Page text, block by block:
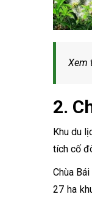
Xem
2.
Khu du
tích cố
Chùa
27 ha